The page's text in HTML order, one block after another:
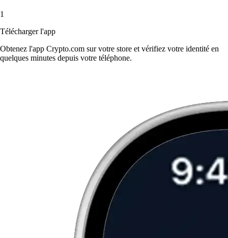
1
Télécharger l'app
Obtenez l'app Crypto.com sur votre store et vérifiez votre identité en
quelques minutes depuis votre téléphone.